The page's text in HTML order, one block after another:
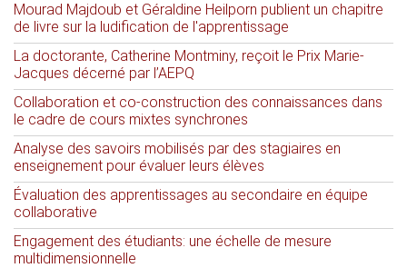
Mourad Majdoub et Géraldine Heilporn publient un chapitre
de livre sur la ludification de l'apprentissage
La doctorante, Catherine Montminy, reçoit le Prix Marie-
Jacques décerné par l’AEPQ
Collaboration et co-construction des connaissances dans
le cadre de cours mixtes synchrones
Analyse des savoirs mobilisés par des stagiaires en
enseignement pour évaluer leurs élèves
Évaluation des apprentissages au secondaire en équipe
collaborative
Engagement des étudiants: une échelle de mesure
multidimensionnelle